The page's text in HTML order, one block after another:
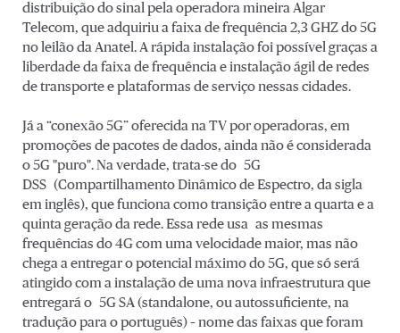
distribuição do sinal pela operadora mineira Algar
Telecom, que adquiriu a faixa de frequência 2,3 GHZ do 5G
no leilão da Anatel. A rápida instalação foi possível graças a
liberdade da faixa de frequência e instalação ágil de redes
de transporte e plataformas de serviço nessas cidades.
Já a “conexão 5G” oferecida na TV por operadoras, em
promoções de pacotes de dados, ainda não é considerada
o 5G "puro". Na verdade, trata-se do 5G
DSS (Compartilhamento Dinâmico de Espectro, da sigla
em inglês), que funciona como transição entre a quarta e a
quinta geração da rede. Essa rede usa as mesmas
frequências do 4G com uma velocidade maior, mas não
chega a entregar o potencial máximo do 5G, que só será
atingido com a instalação de uma nova infraestrutura que
entregará o 5G SA (standalone, ou autossuficiente, na
tradução para o português) – nome das faixas que foram